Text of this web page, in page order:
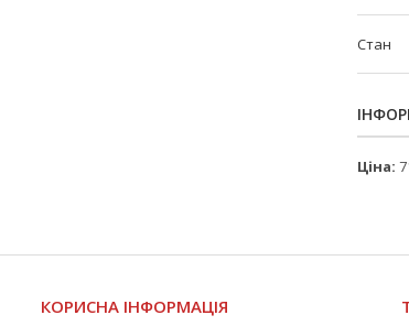
Стан
Ціна:
КОРИСНА ІНФОРМАЦІЯ